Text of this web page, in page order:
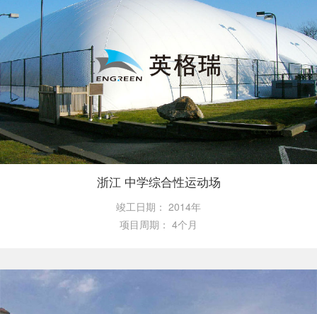
浙江 中学综合性运动场
竣工日期： 2014年
项目周期： 4个月